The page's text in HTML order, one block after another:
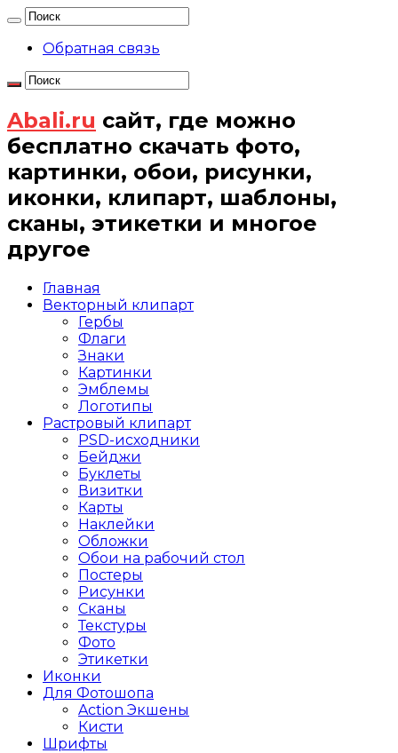
Обратная связь
Abali.ru сайт, где можно
бесплатно скачать фото,
картинки, обои, рисунки,
иконки, клипарт, шаблоны,
сканы, этикетки и многое
другое
Главная
Векторный клипарт
Гербы
Флаги
Знаки
Картинки
Эмблемы
Логотипы
Растровый клипарт
PSD-исходники
Бейджи
Буклеты
Визитки
Карты
Наклейки
Обложки
Обои на рабочий стол
Постеры
Рисунки
Сканы
Текстуры
Фото
Этикетки
Иконки
Для Фотошопа
Action Экшены
Кисти
Шрифты